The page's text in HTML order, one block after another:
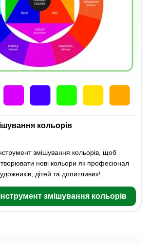
кольорів
змішування кольорів, щоб
нові кольори як професіонал
дітей та допитливих!
змішування кольорів